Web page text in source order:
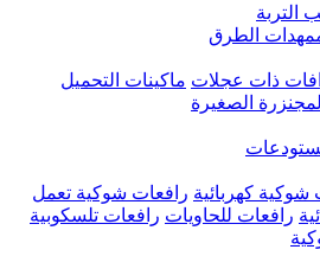
التربة
الطرق
ذات عجلات ماكينات التحميل
الصغيرة
شوكية كهربائية رافعات شوكية تعمل
رافعات للحاويات رافعات تلسكوبية